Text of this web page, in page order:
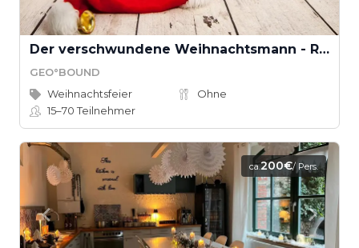
Der verschwundene Weihnachtsmann - Rettet Weihnachten! (Teamevent)
GEO°BOUND
Weihnachtsfeier
Ohne
15–70Teilnehmer
ca.200€/ Pers.